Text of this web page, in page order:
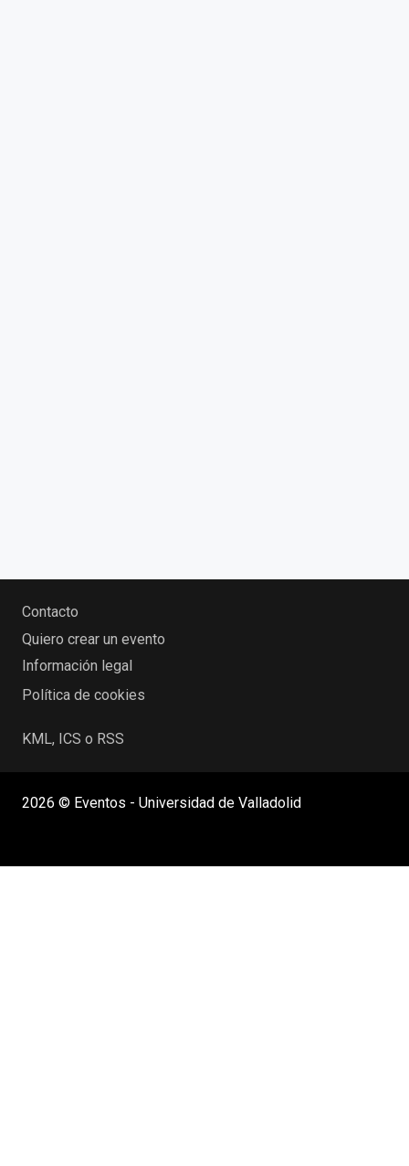
Contacto
Quiero crear un evento
Información legal
Política de cookies
KML, ICS o RSS
2026 © Eventos - Universidad de Valladolid